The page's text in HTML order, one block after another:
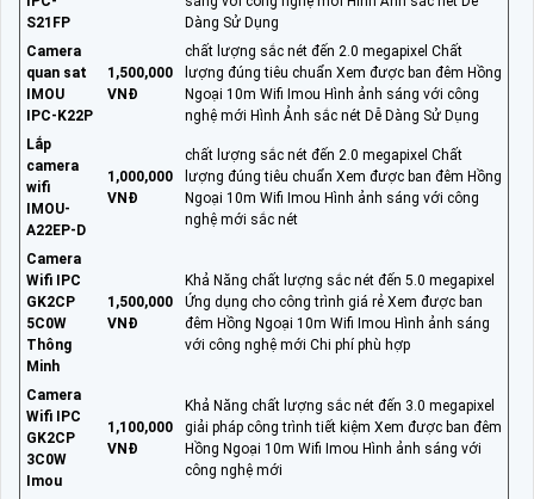
S21FP
Dàng Sử Dụng
Camera
quan sat
IMOU
IPC-K22P
1,500,000
VNĐ
chất lượng sắc nét đến 2.0 megapixel Chất
lượng đúng tiêu chuẩn Xem được ban đêm Hồng
Ngoại 10m Wifi Imou Hình ảnh sáng với công
nghệ mới Hình Ảnh sắc nét Dễ Dàng Sử Dụng
Lắp
camera
wifi
IMOU-
A22EP-D
1,000,000
VNĐ
chất lượng sắc nét đến 2.0 megapixel Chất
lượng đúng tiêu chuẩn Xem được ban đêm Hồng
Ngoại 10m Wifi Imou Hình ảnh sáng với công
nghệ mới sắc nét
Camera
Wifi IPC
GK2CP
5C0W
Thông
Minh
1,500,000
VNĐ
Khả Năng chất lượng sắc nét đến 5.0 megapixel
Ứng dụng cho công trình giá rẻ Xem được ban
đêm Hồng Ngoại 10m Wifi Imou Hình ảnh sáng
với công nghệ mới Chi phí phù hợp
Camera
Wifi IPC
GK2CP
3C0W
Imou
1,100,000
VNĐ
Khả Năng chất lượng sắc nét đến 3.0 megapixel
giải pháp công trình tiết kiệm Xem được ban đêm
Hồng Ngoại 10m Wifi Imou Hình ảnh sáng với
công nghệ mới